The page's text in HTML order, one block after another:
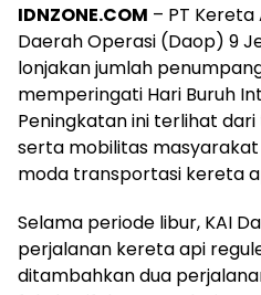
IDNZONE.COM – PT Kereta
Daerah Operasi (Daop) 9
lonjakan jumlah
memperingati Hari Buruh
Peningkatan ini terlihat
serta mobilitas
moda transportasi kereta
Selama periode libur, KAI
perjalanan kereta api
ditambahkan dua